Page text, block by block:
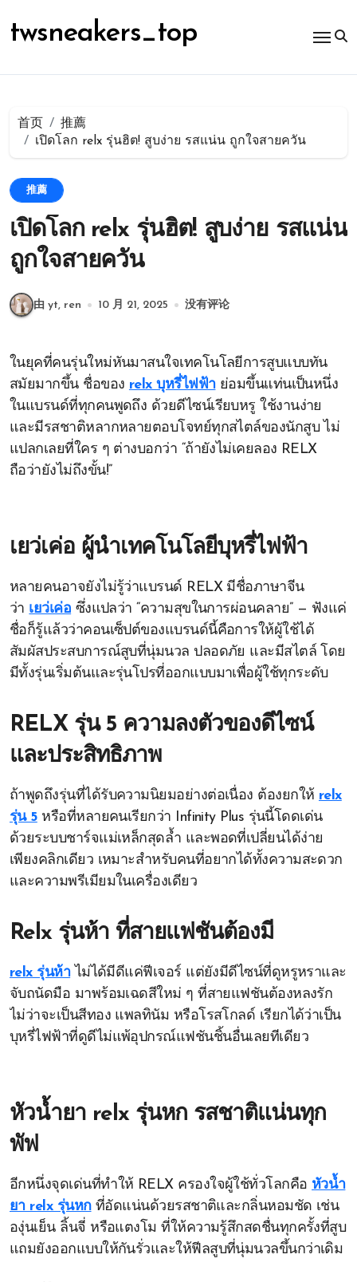
容
twsneakers_top
首页
推薦
เปิดโลก relx รุ่นฮิต! สูบง่าย รสแน่น ถูกใจสายควัน
推薦
เปิดโลก relx รุ่นฮิต! สูบง่าย รสแน่น
ถูกใจสายควัน
由 yt, ren 10 月 21, 2025 没有评论
ในยุคที่คนรุ่นใหม่หันมาสนใจเทคโนโลยีการสูบแบบทัน
สมัยมากขึ้น ชื่อของ relx บุหรี่ไฟฟ้าย่อมขึ้นแท่นเป็นหนึ่ง
ในแบรนด์ที่ทุกคนพูดถึง ด้วยดีไซน์เรียบหรู ใช้งานง่าย
และมีรสชาติหลากหลายตอบโจทย์ทุกสไตล์ของนักสูบ ไม่
แปลกเลยที่ใคร ๆ ต่างบอกว่า “ถ้ายังไม่เคยลอง RELX
ถือว่ายังไม่ถึงขั้น!”
เยว่เค่อ ผู้นำเทคโนโลยีบุหรี่ไฟฟ้า
หลายคนอาจยังไม่รู้ว่าแบรนด์ RELX มีชื่อภาษาจีน
ว่า เยว่เค่อ ซึ่งแปลว่า “ความสุขในการผ่อนคลาย” — ฟังแค่
ชื่อก็รู้แล้วว่าคอนเซ็ปต์ของแบรนด์นี้คือการให้ผู้ใช้ได้
สัมผัสประสบการณ์สูบที่นุ่มนวล ปลอดภัย และมีสไตล์ โดย
มีทั้งรุ่นเริ่มต้นและรุ่นโปรที่ออกแบบมาเพื่อผู้ใช้ทุกระดับ
RELX รุ่น 5 ความลงตัวของดีไซน์
และประสิทธิภาพ
ถ้าพูดถึงรุ่นที่ได้รับความนิยมอย่างต่อเนื่อง ต้องยกให้ relx
รุ่น 5หรือที่หลายคนเรียกว่า Infinity Plus รุ่นนี้โดดเด่น
ด้วยระบบชาร์จแม่เหล็กสุดล้ำ และพอดที่เปลี่ยนได้ง่าย
เพียงคลิกเดียว เหมาะสำหรับคนที่อยากได้ทั้งความสะดวก
และความพรีเมียมในเครื่องเดียว
Relx รุ่นห้า ที่สายแฟชันต้องมี
relx รุ่นห้าไม่ได้มีดีแค่ฟีเจอร์ แต่ยังมีดีไซน์ที่ดูหรูหราและ
จับถนัดมือ มาพร้อมเฉดสีใหม่ ๆ ที่สายแฟชันต้องหลงรัก
ไม่ว่าจะเป็นสีทอง แพลทินัม หรือโรสโกลด์ เรียกได้ว่าเป็น
บุหรี่ไฟฟ้าที่ดูดีไม่แพ้อุปกรณ์แฟชันชิ้นอื่นเลยทีเดียว
หัวน้ำยา relx รุ่นหก รสชาติแน่นทุก
พัฟ
อีกหนึ่งจุดเด่นที่ทำให้ RELX ครองใจผู้ใช้ทั่วโลกคือ หัวน้ำ
ยา relx รุ่นหกที่อัดแน่นด้วยรสชาติและกลิ่นหอมชัด เช่น
องุ่นเย็น ลิ้นจี่ หรือแตงโม ที่ให้ความรู้สึกสดชื่นทุกครั้งที่สูบ
แถมยังออกแบบให้กันรั่วและให้ฟีลสูบที่นุ่มนวลขึ้นกว่าเดิม